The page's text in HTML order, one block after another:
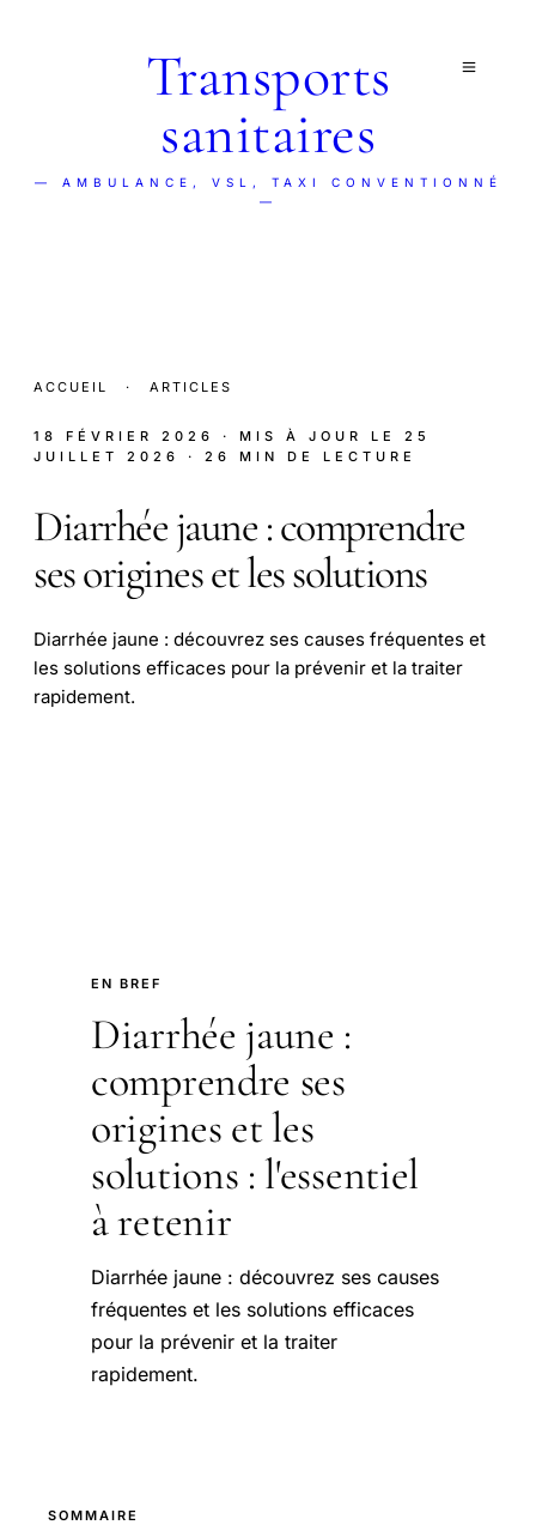
Transports
sanitaires
— AMBULANCE, VSL, TAXI CONVENTIONNÉ
—
ACCUEIL · ARTICLES
18 FÉVRIER 2026 · MIS À JOUR LE 25
JUILLET 2026
· 26 MIN DE LECTURE
Diarrhée jaune : comprendre
ses origines et les solutions
Diarrhée jaune : découvrez ses causes fréquentes et
les solutions efficaces pour la prévenir et la traiter
rapidement.
EN BREF
Diarrhée jaune :
comprendre ses
origines et les
solutions : l'essentiel
à retenir
Diarrhée jaune : découvrez ses causes
fréquentes et les solutions efficaces
pour la prévenir et la traiter
rapidement.
SOMMAIRE